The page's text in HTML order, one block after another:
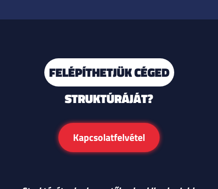
FELÉPÍTHETJÜK CÉGED
STRUKTÚRÁJÁT?
Kapcsolatfelvétel